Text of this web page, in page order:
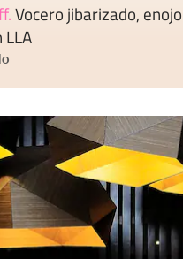
.Vocero jibarizado,